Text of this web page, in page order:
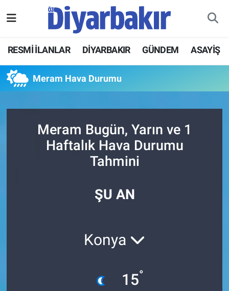
RESMİ İLANLAR DİYARBAKIR GÜNDEM ASAYİŞ
Meram Hava Durumu
Meram Bugün, Yarın ve 1
Haftalık Hava Durumu
Tahmini
ŞU AN
Konya
15°
ASAYİŞ
DİYARBAKIR
GÜNDEM
Hava Durumu
Namaz Vakitleri
Süper Lig Puan Durumu ve Fikstür
Son Dakika Haberleri